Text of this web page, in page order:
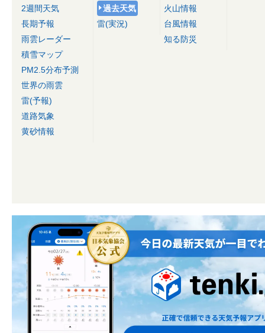
2週間天気
長期予報
雨雲レーダー
積雪マップ
PM2.5分布予測
世界の雨雲
雷(予報)
道路気象
黄砂情報
過去天気
雷(実況)
火山情報
台風情報
知る防災